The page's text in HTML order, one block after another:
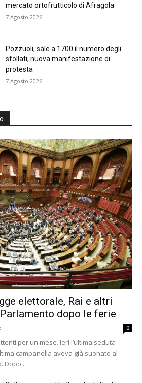
mercato ortofrutticolo di Afragola
7 Agosto 2026
Pozzuoli, sale a 1700 il numero degli
sfollati, nuova manifestazione di
protesta
7 Agosto 2026
elettorale, Rai e altri
dopo le ferie
0
per un mese. Ieri l’ultima seduta
campanella aveva già suonato al
Dopo...